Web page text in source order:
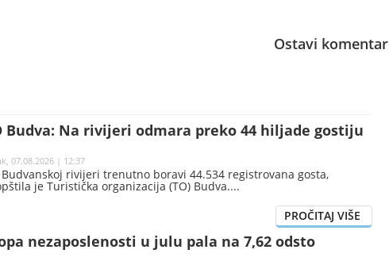
Ostavi komentar
Budva: Na rivijeri odmara preko 44 hiljade gostiju
07.08.2026 | 12:37
Budvanskoj rivijeri trenutno boravi 44.534 registrovana gosta,
je Turistička organizacija (TO) Budva.
nezaposlenosti u julu pala na 7,62 odsto